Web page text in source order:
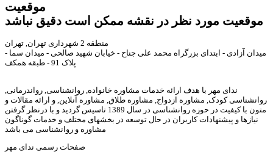
موقعیت
موقعیت مورد نظر در نقشه ممکن است دقیق نباشد
منطقه 2 شهرداری تهران, تهران
میدان آزادی - ابتدای بزرگراه محمد علی جناح - خیابان شهید صالحی - میدان سما -
پلاک 91 - طبقه همکف
ندای مهر با هدف ارائه خدمات مشاوره خانواده, روانشناسی, رواندرمانی,
روانشناسی کودک, مشاوره ازدواج, مشاوره طلاق, مشاوره آنلاین, و ارائه مقالات و
متون با کیفیت در حوزه روانشناسی در سال 1389 تاسیس گردید و با درنظر گرفتن
نیازها و پیشنهادات کاربران در حال توسعه در بخشهای مختلف و خدمات گوناگون
مشاوره و روانشناسی می باشد
صفحات رسمی ندای مهر